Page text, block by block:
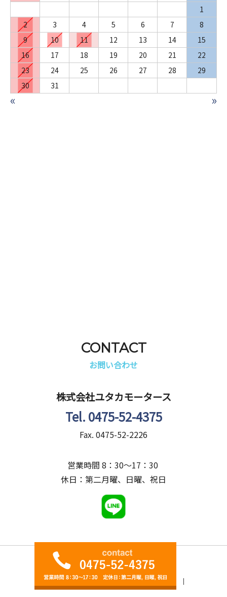
1
2
3 4 5 6 7
8
9
10 11 12 13 14
15
16
17 18 19 20 21
22
23
24 25 26 27 28
29
30
31
« »
CONTACT
お問い合わせ
株式会社ユタカモータース
Tel. 0475-52-4375
Fax. 0475-52-2226
営業時間 8：30～17：30
休日：第二月曜、日曜、祝日
HOME お知らせ お問い合わせ